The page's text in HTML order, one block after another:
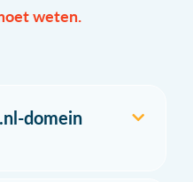
weten.
domein